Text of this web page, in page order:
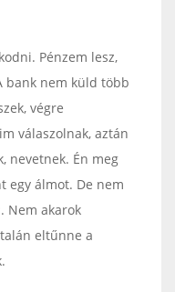
Pénzem lesz,
bank nem küld több
végre
válaszolnak, aztán
nevetnek. Én meg
egy álmot. De nem
Nem akarok
eltűnne a